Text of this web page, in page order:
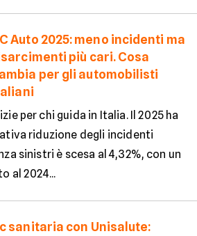
Auto 2025: meno incidenti ma
più cari. Cosa
per gli automobilisti
per chi guida in Italia. Il 2025 ha
riduzione degli incidenti
sinistri è scesa al 4,32%, con un
al 2024...
sanitaria con Unisalute: